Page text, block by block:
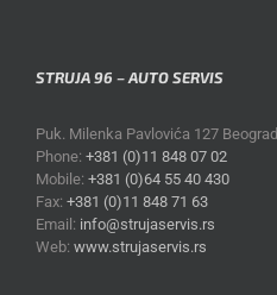
STRUJA 96 – AUTO SERVIS
Puk. Milenka Pavlovića 127 Beograd
Phone: +381 (0)11 848 07 02
Mobile: +381 (0)64 55 40 430
Fax: +381 (0)11 848 71 63
Email: info@strujaservis.rs
Web: www.strujaservis.rs